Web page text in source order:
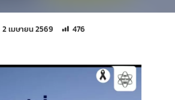
2 เมษายน 2569 แก้ไขล่าสุดเมื่อ:
จำนวนการเข้าชม 476 ครั้ง
476